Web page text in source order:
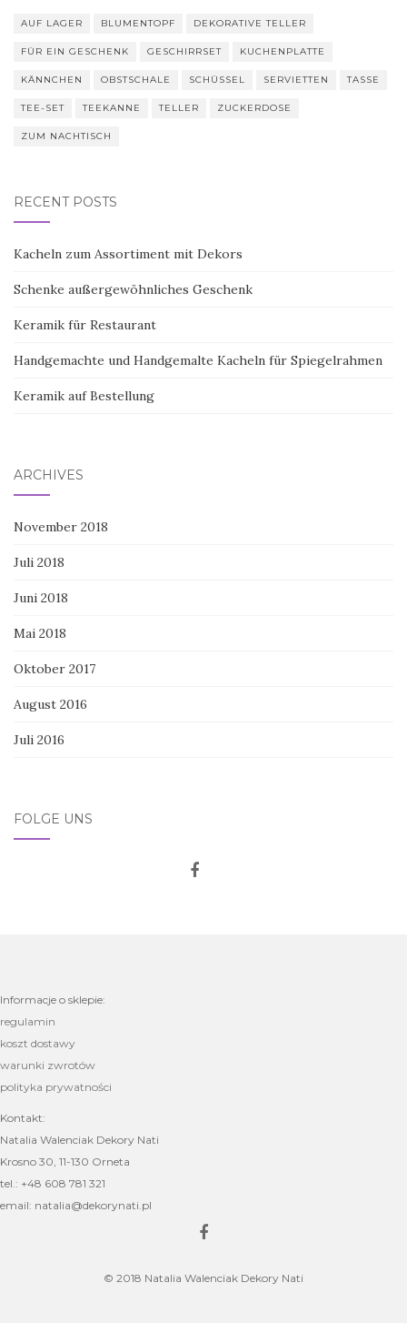
AUF LAGER BLUMENTOPF DEKORATIVE TELLER
FÜR EIN GESCHENK GESCHIRRSET KUCHENPLATTE
KÄNNCHEN OBSTSCHALE SCHÜSSEL SERVIETTEN TASSE
TEE-SET TEEKANNE TELLER ZUCKERDOSE
ZUM NACHTISCH
RECENT POSTS
Kacheln zum Assortiment mit Dekors
Schenke außergewöhnliches Geschenk
Keramik für Restaurant
Handgemachte und Handgemalte Kacheln für Spiegelrahmen
Keramik auf Bestellung
ARCHIVES
November 2018
Juli 2018
Juni 2018
Mai 2018
Oktober 2017
August 2016
Juli 2016
FOLGE UNS
Informacje o sklepie:
regulamin
koszt dostawy
warunki zwrotów
polityka prywatności
Kontakt:
Natalia Walenciak Dekory Nati
Krosno 30, 11-130 Orneta
tel.: +48 608 781 321
email: natalia@dekorynati.pl
© 2018 Natalia Walenciak Dekory Nati